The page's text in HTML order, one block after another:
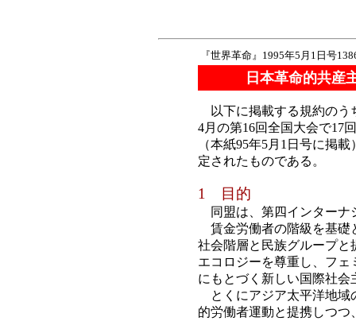
『世界革命』1995年5月1日号
日本革命的共産
以下に掲載する規約のう
4月の第16回全国大会で17
（本紙95年5月1日号に掲
定されたものである。
1 目的
同盟は、第四インターナ
賃金労働者の階級を基礎
社会階層と民族グループ
エコロジーを尊重し、フ
にもとづく新しい国際社会
とくにアジア太平洋地域
的労働者運動と提携しつ